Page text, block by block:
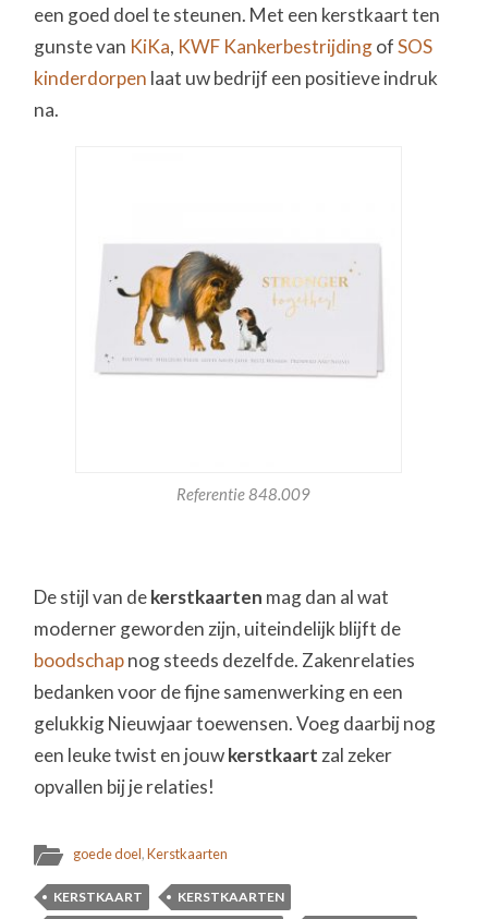
een goed doel te steunen. Met een kerstkaart ten
gunste van KiKa, KWF KankerbestrijdingofSOS
kinderdorpen laat uw bedrijf een positieve indruk
na.
Referentie 848.009
De stijl van dekerstkaarten mag dan al wat
moderner geworden zijn, uiteindelijk blijft de
boodschapnog steeds dezelfde. Zakenrelaties
bedanken voor de fijne samenwerking en een
gelukkig Nieuwjaar toewensen. Voeg daarbij nog
een leuke twist en jouwkerstkaartzal zeker
opvallen bij je relaties!
goede doel,Kerstkaarten
KERSTKAART
KERSTKAARTEN